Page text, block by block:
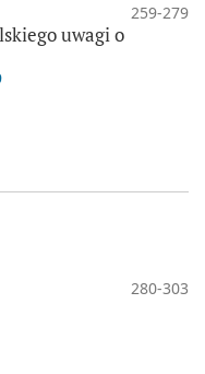
259-279
uwagi o
280-303